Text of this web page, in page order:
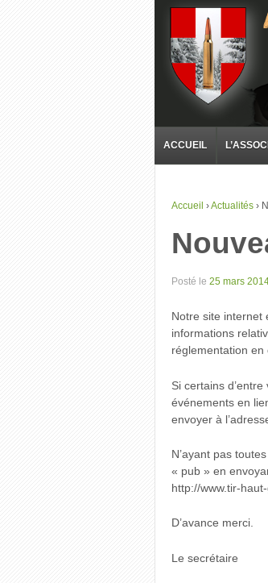
ACCUEIL
Accueil ›Actualités ›
Posté le 25 mars
Notre site internet
informations
réglementation en
Si certains
événements en
envoyer à
N’ayant pas
« pub » en
http://www.tir-
D’avance merci.
Le secrétaire